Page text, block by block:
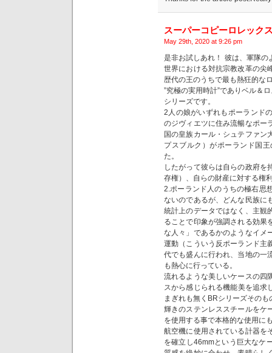
スーパーコピーロレック
May 29th, 2020 at 9:26 pm
是非お試しあれ！ 彼は、軍隊
世界における対抗宗教改革の尖
歴代の王のうちで最も熱狂的な
”究極の実用時計”でありベル＆
シリーズです。
2人の娘がいずれもポーランド
のジヴィエツに住み流暢なポー
国の皇族カール・シュテファン
プスブルク）がポーランド国
た。
したがって彼らは自らの政府を
存権）、自らの財産に対する権
2.ポーランド人のうちの極右思
ないのであるが、どんな民族に
統計上のデータではなく、主観
ることで印象が強調される効果
な人々」であるかのようなイメ
運動（こういう反ポーランド主
代でも盛んに行われ、当地の一
も熱心に行っている。
流れるような美しいケースの四
スから感じられる機能美を追求
まぎれも無くBRシリーズその
輝きのステンレススチールをケ
を使用する事で本格的な使用に
航空機に使用されている計器を
を確立し46mmという巨大なケ